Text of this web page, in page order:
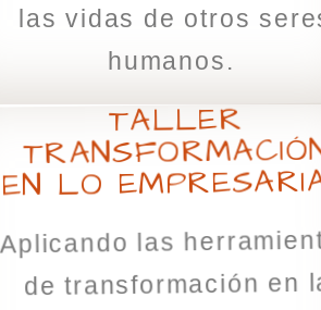
las vidas de otros
humanos.
TALLER
EN LO
Aplicando las
de transformación en